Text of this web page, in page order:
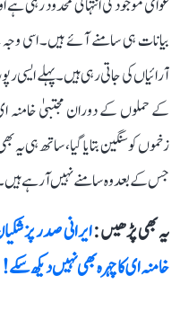
عوامی موجودگی انتہائی محدود رہی
بیانات ہی سامنے آئے ہیں۔ اسی
آرائیاں کی جاتی رہی ہیں۔ پہلے ایسی
کے حملوں کے دوران مجتبیٰ
زخموں کو سنگین بتایا گیا، ساتھ ہی
جس کے بعد وہ سامنے نہیں آرہے
یہ بھی پڑھیں :ایرانی صدر
خامنہ ای کا چہرہ بھی نہیں دیکھ سکے!